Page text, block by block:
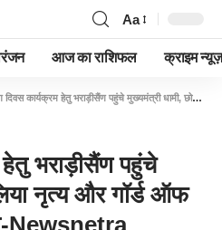
Aa
आज का राशिफल क्राइम न्यूज़
कार्यक्रम हेतु भराड़ीसैंण पहुंचे मुख्यमंत्री धामी, छोलिया नृत्य और गॉर्ड ऑफ ऑनर से हुआ स्वागत-Newsnetra
हेतु भराड़ीसैंण पहुंचे
नृत्य और गॉर्ड ऑफ
Newsnetra